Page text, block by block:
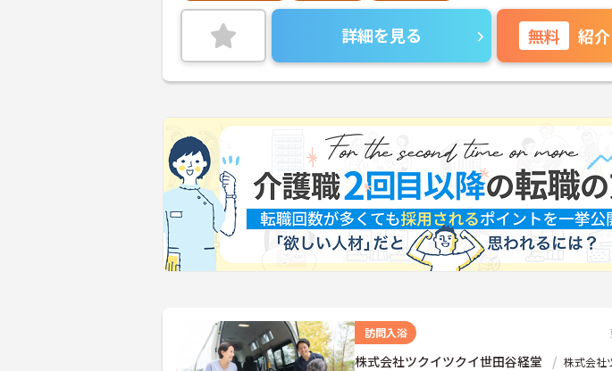
詳細を見る 無料 紹
訪問入浴
株式会社ツクイツクイ世田谷経堂 株式会社